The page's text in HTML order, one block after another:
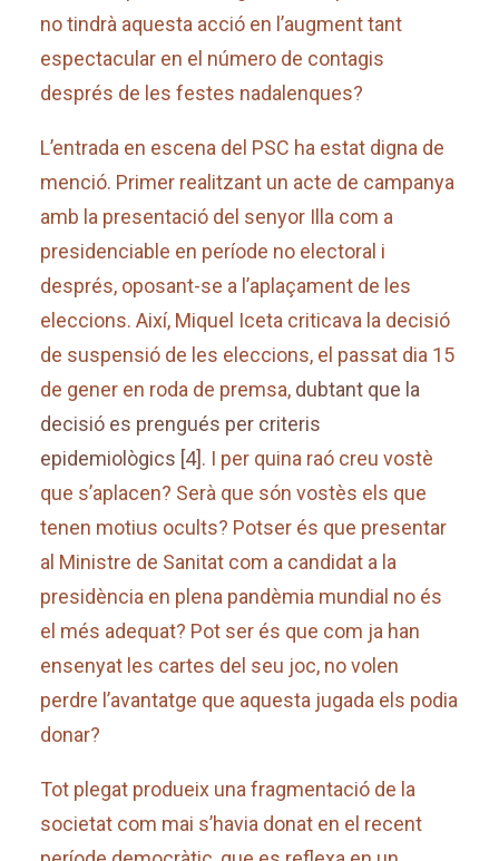
no tindrà aquesta acció en l’augment tant
espectacular en el número de contagis
després de les festes nadalenques?
L’entrada en escena del PSC ha estat digna de
menció. Primer realitzant un acte de campanya
amb la presentació del senyor Illa com a
presidenciable en període no electoral i
després, oposant-se a l’aplaçament de les
eleccions. Així, Miquel Iceta criticava la decisió
de suspensió de les eleccions, el passat dia 15
de gener en roda de premsa, dubtant que la
decisió es prengués per criteris
epidemiològics [4]. I per quina raó creu vostè
que s’aplacen? Serà que són vostès els que
tenen motius ocults? Potser és que presentar
al Ministre de Sanitat com a candidat a la
presidència en plena pandèmia mundial no és
el més adequat? Pot ser és que com ja han
ensenyat les cartes del seu joc, no volen
perdre l’avantatge que aquesta jugada els podia
donar?
Tot plegat produeix una fragmentació de la
societat com mai s’havia donat en el recent